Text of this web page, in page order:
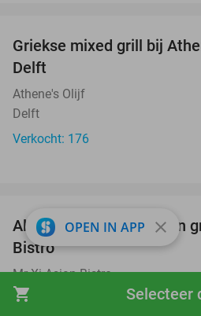
shopping_cart Selecteer
Griekse mixed grill bij
Delft
Athene's Olijf
Delft
Verkocht: 176
All-You-Can-Eat sushi en
Bistro
Mr Xi Asian Bistro
Zoetermeer (8 km)
OPEN IN APP close